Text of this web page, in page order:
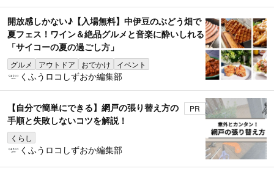
開放感しかない♪【入場無料】中伊豆のぶどう畑で
夏フェス！ワイン＆絶品グルメと音楽に酔いしれる
「サイコーの夏の過ごし方」
グルメ アウトドア おでかけ イベント
くふうロコしずおか編集部
【自分で簡単にできる】網戸の張り替え方の
手順と失敗しないコツを解説！
くらし
PR
くふうロコしずおか編集部